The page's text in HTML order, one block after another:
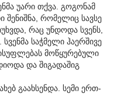
უარი თქვა. გოგონამ
რომელიც სავსე
რაც უნდოდა სვენს,
საჭმელი ჰაერშივე
მოწყურებული
და შიგადაშიგ
გაახსენდა. სემი ერთ-